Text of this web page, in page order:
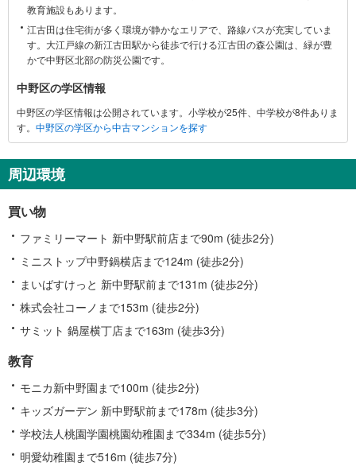
情
報
教育施設もあります。
江古田は住宅街が多く環境が静かなエリアで、路線バスが充実していま
す。大江戸線の新江古田駅から徒歩で行ける江古田の森公園は、緑が豊
かで中野区北部の防災公園です。
中野区の学区情報
中野区の学区情報は公開されています。小学校が25件、中学校が8件ありま
す。 中野区の学区から中古マンションを探す
周辺環境
買い物
ファミリーマート 新中野駅前店まで90m (徒歩2分)
ミニストップ中野鍋横店まで124m (徒歩2分)
まいばすけっと 新中野駅前まで131m (徒歩2分)
株式会社コーノまで153m (徒歩2分)
サミット 鍋屋横丁店まで163m (徒歩3分)
教育
モニカ新中野園まで100m (徒歩2分)
キッズガーデン 新中野駅前まで178m (徒歩3分)
学校法人桃園学園桃園幼稚園まで334m (徒歩5分)
明愛幼稚園まで516m (徒歩7分)